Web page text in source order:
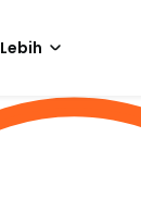
Lebih